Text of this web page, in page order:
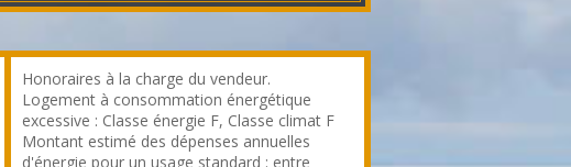
Honoraires à la charge du vendeur.
Logement à consommation énergétique
excessive : Classe énergie F, Classe climat F
Montant estimé des dépenses annuelles
d'énergie pour un usage standard : entre